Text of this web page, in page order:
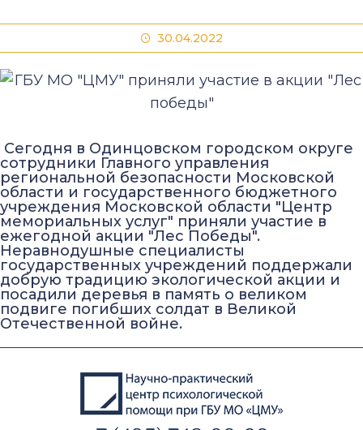
30.04.2022
Сегодня в Одинцовском городском округе
сотрудники Главного управления
региональной безопасности Московской
области и государственного бюджетного
учреждения Московской области "Центр
мемориальных услуг" приняли участие в
ежегодной акции "Лес Победы".
Неравнодушные специалисты
государственных учреждений поддержали
добрую традицию экологической акции и
посадили деревья в память о великом
подвиге погибших солдат в Великой
Отечественной войне.